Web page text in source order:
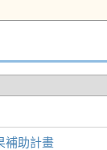
補助計畫